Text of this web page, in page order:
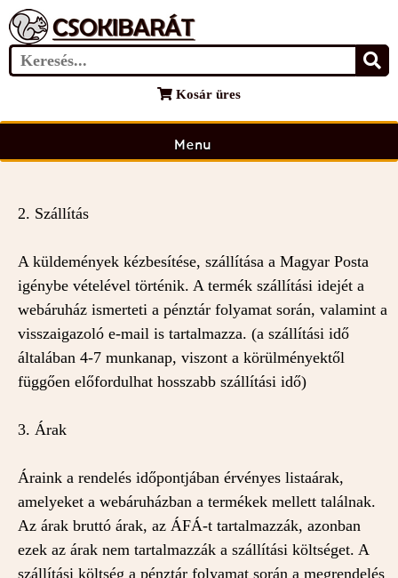
Kosár üres
Menu
Információk
1. Fizetési feltételek
Áruházunkban bankkártyás és utánvétes fizetésre van
2. Szállítás
A küldemények kézbesítése, szállítása a Magyar Posta
igénybe vételével történik. A termék szállítási idejét a
webáruház ismerteti a pénztár folyamat során, valamint a
visszaigazoló e-mail is tartalmazza. (a szállítási idő
általában 4-7 munkanap, viszont a körülményektől
függően előfordulhat hosszabb szállítási idő)
3. Árak
Áraink a rendelés időpontjában érvényes listaárak,
amelyeket a webáruházban a termékek mellett találnak.
Az árak bruttó árak, az ÁFÁ-t tartalmazzák, azonban
ezek az árak nem tartalmazzák a szállítási költséget. A
szállítási költség a pénztár folyamat során a megrendelés